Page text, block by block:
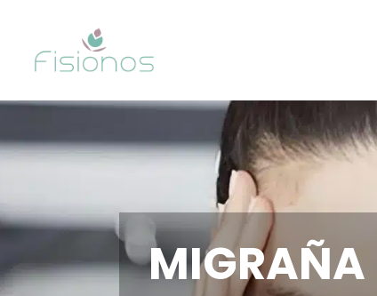
MIGRAÑA